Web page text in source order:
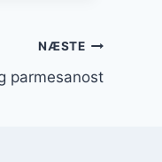
NÆSTE
parmesanost